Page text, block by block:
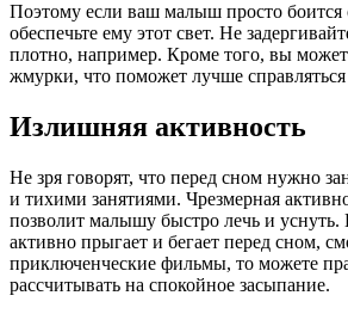
Поэтому если ваш малыш просто боится
обеспечьте ему этот свет. Не
плотно, например. Кроме того, вы
жмурки, что поможет лучше
Излишняя активность
Не зря говорят, что перед сном нужно
и тихими занятиями. Чрезмерная
позволит малышу быстро лечь и уснуть.
активно прыгает и бегает перед сном,
приключенческие фильмы, то можете
рассчитывать на спокойное засыпание.